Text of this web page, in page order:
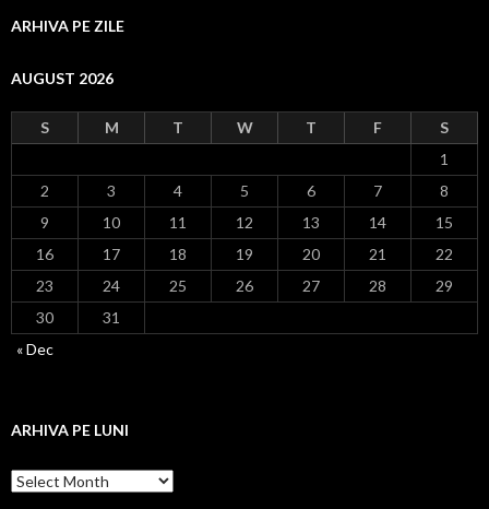
ARHIVA PE ZILE
AUGUST 2026
S M T W T F
S
1
2
3 4 5 6 7
8
9
10 11 12 13 14
15
16
17 18 19 20 21
22
23
24 25 26 27 28
29
30
31
« Dec
ARHIVA PE LUNI
Arhiva
pe